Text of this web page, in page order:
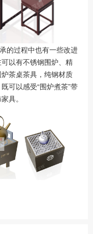
的过程中也有一些改进
以有不锈钢围炉、精
茶桌茶具，纯钢材质
可以感受“围炉煮茶”带
具。